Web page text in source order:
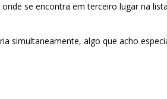
se encontra em terceiro lugar na
simultaneamente, algo que acho